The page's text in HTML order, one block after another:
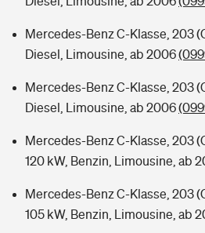
Mercedes-Benz C-Klasse, 203
Diesel, Limousine, ab 2006
Mercedes-Benz C-Klasse, 203
Diesel, Limousine, ab 2006
Mercedes-Benz C-Klasse, 203
120 kW, Benzin, Limousine, ab
Mercedes-Benz C-Klasse, 203
105 kW, Benzin, Limousine, ab